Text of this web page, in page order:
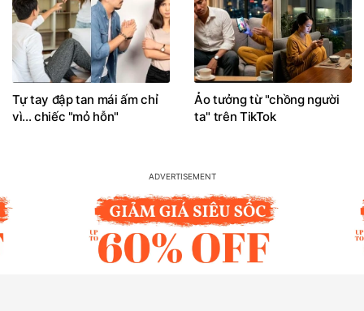
Tự tay đập tan mái ấm chỉ
vì... chiếc "mỏ hỗn"
Ảo tưởng từ "chồng người
ta" trên TikTok